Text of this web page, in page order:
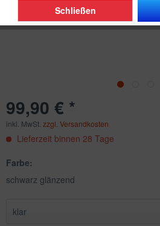
99,90 € *
inkl. MwSt. zzgl. Versandkosten
Lieferzeit binnen 28 Tage
Farbe:
schwarz glänzend
Schließen